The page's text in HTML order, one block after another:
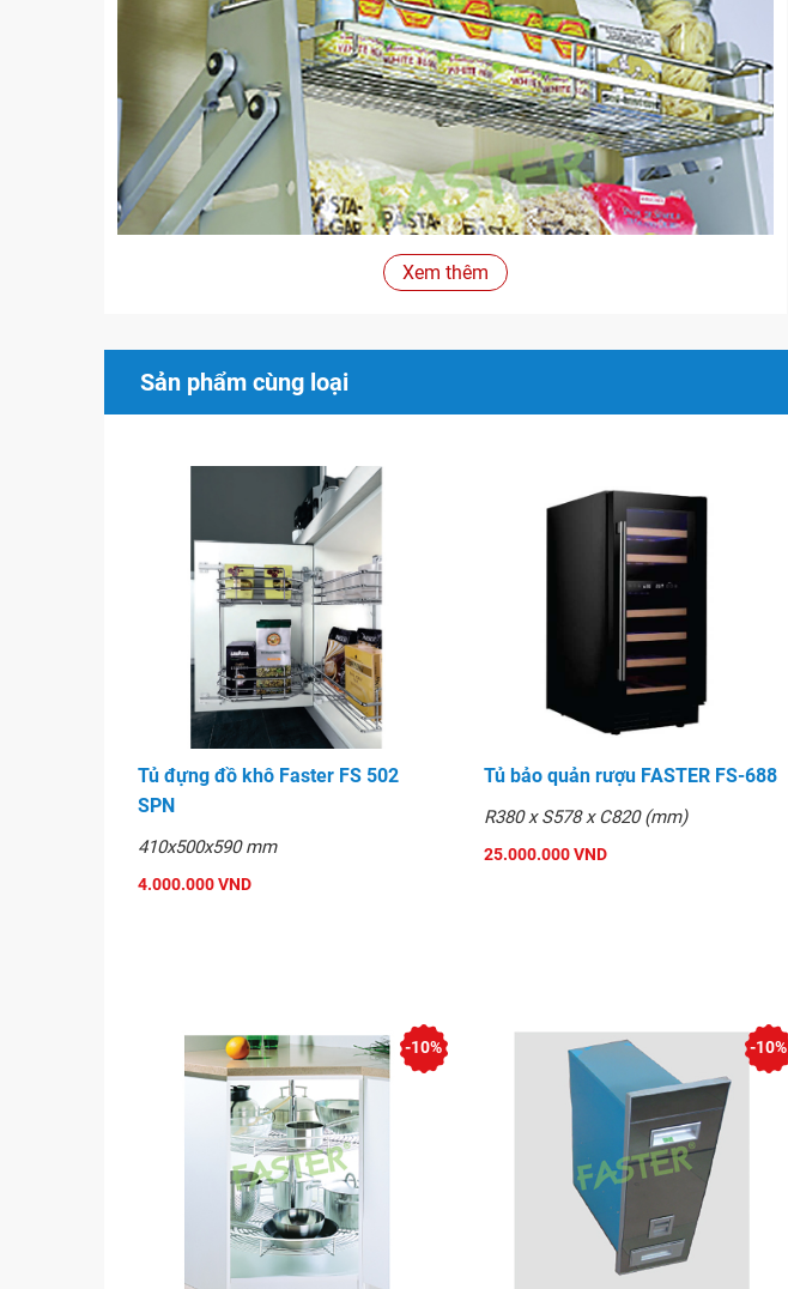
Kệ di động tủ trên Faster FS EB800S
Xem thêm
Sản phẩm cùng loại
Tủ đựng đồ khô Faster FS 502
SPN
410x500x590 mm
4.000.000 VND
Tủ bảo quản rượu FASTER FS-688
R380 x S578 x C820 (mm)
25.000.000 VND
-10% -10%